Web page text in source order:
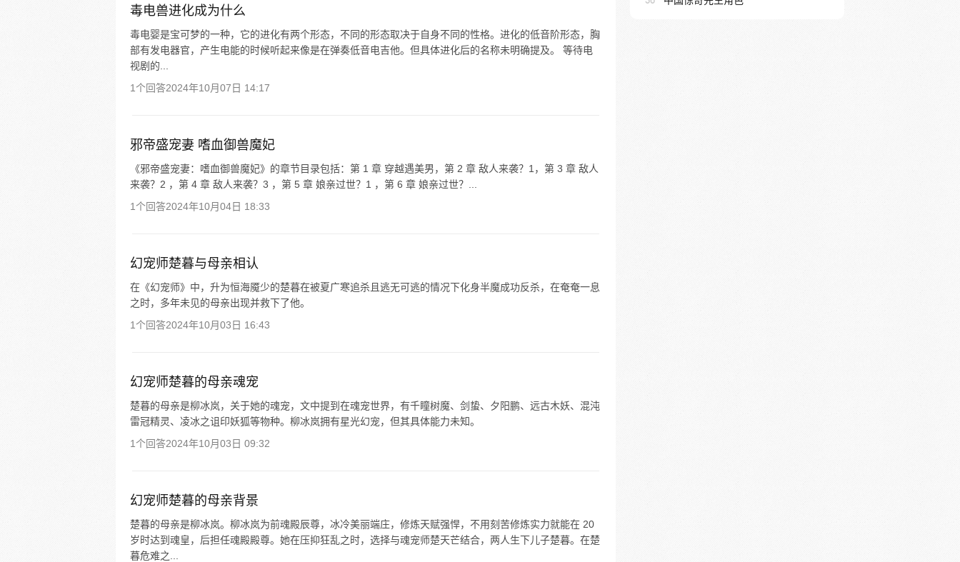
毒电兽进化成为什么
毒电婴是宝可梦的一种，它的进化有两个形态，不同的形态取决于自身不同的性格。进化的低音阶形态，胸
部有发电器官，产生电能的时候听起来像是在弹奏低音电吉他。但具体进化后的名称未明确提及。 等待电
视剧的...
1个回答2024年10月07日 14:17
邪帝盛宠妻 嗜血御兽魔妃
《邪帝盛宠妻：嗜血御兽魔妃》的章节目录包括：第 1 章 穿越遇美男，第 2 章 敌人来袭？1，第 3 章 敌人
来袭？2 ，第 4 章 敌人来袭？3 ，第 5 章 娘亲过世？1 ，第 6 章 娘亲过世？...
1个回答2024年10月04日 18:33
幻宠师楚暮与母亲相认
在《幻宠师》中，升为恒海魇少的楚暮在被夏广寒追杀且逃无可逃的情况下化身半魔成功反杀，在奄奄一息
之时，多年未见的母亲出现并救下了他。
1个回答2024年10月03日 16:43
幻宠师楚暮的母亲魂宠
楚暮的母亲是柳冰岚，关于她的魂宠，文中提到在魂宠世界，有千瞳树魔、剑蛰、夕阳鹏、远古木妖、混沌
雷冠精灵、凌冰之诅印妖狐等物种。柳冰岚拥有星光幻宠，但其具体能力未知。
1个回答2024年10月03日 09:32
幻宠师楚暮的母亲背景
楚暮的母亲是柳冰岚。柳冰岚为前魂殿辰尊，冰冷美丽端庄，修炼天赋强悍，不用刻苦修炼实力就能在 20
岁时达到魂皇，后担任魂殿殿尊。她在压抑狂乱之时，选择与魂宠师楚天芒结合，两人生下儿子楚暮。在楚
暮危难之...